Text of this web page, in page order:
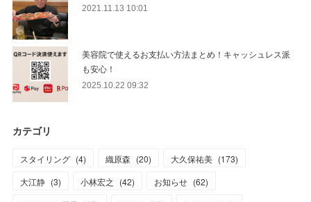
2021.11.13 10:01
美容院で使えるお支払い方法まとめ！キャッシュレス派
も安心！
2025.10.22 09:32
カテゴリ
スタイリング (4) 織原森 (20) 大久保祐美 (173)
大江静 (3) 小林宏之 (42) お知らせ (62)